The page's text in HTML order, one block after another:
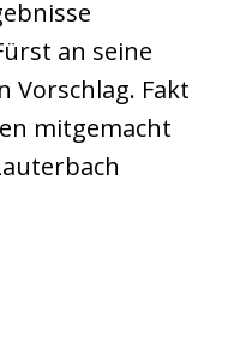
an seine
Vorschlag. Fakt
mitgemacht